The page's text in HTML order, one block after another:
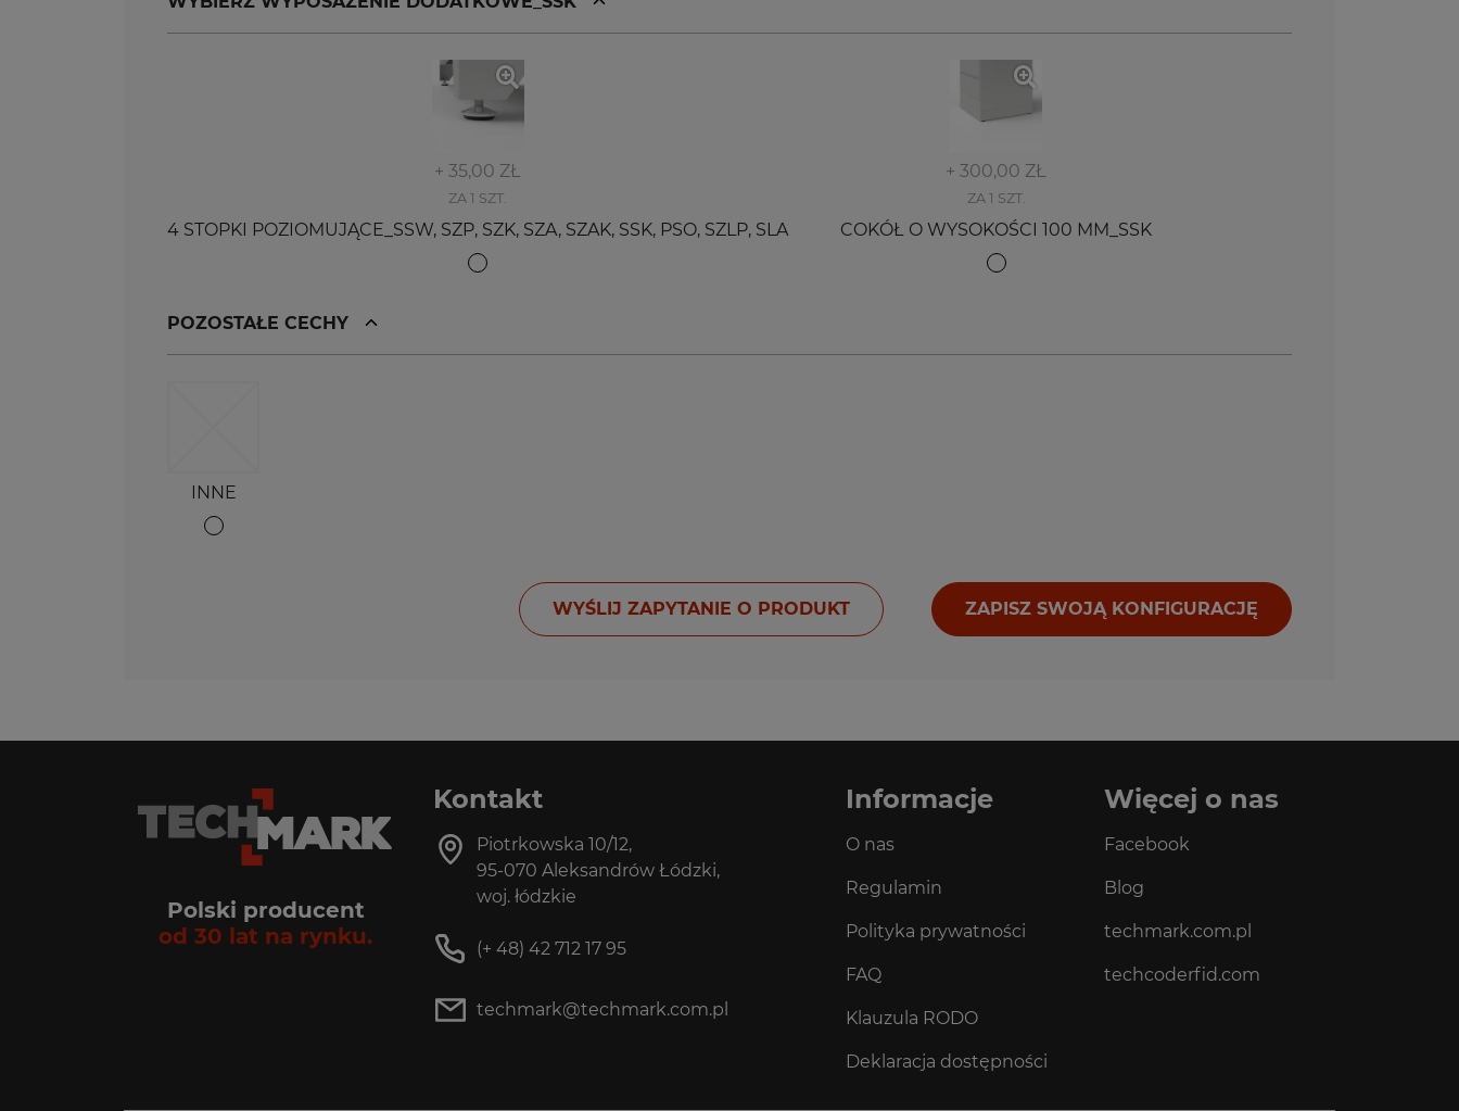
+ 35,00 ZŁ
ZA 1 SZT.
4 STOPKI POZIOMUJĄCE_SSW, SZP, SZK, SZA, SZAK, SSK, PSO, SZLP, SLA
+ 300,00 ZŁ
ZA 1 SZT.
COKÓŁ O WYSOKOŚCI 100 MM_SSK
POZOSTAŁE CECHY
INNE
WYŚLIJ ZAPYTANIE O PRODUKT ZAPISZ SWOJĄ KONFIGURACJĘ
Polski producent
od 30 lat na rynku.
Kontakt
Piotrkowska 10/12,
95-070 Aleksandrów Łódzki,
woj. łódzkie
(+ 48) 42 712 17 95
techmark@techmark.com.pl
Informacje
O nas
Regulamin
Polityka prywatności
FAQ
Klauzula RODO
Deklaracja dostępności
Więcej o nas
Facebook
Blog
techmark.com.pl
techcoderfid.com